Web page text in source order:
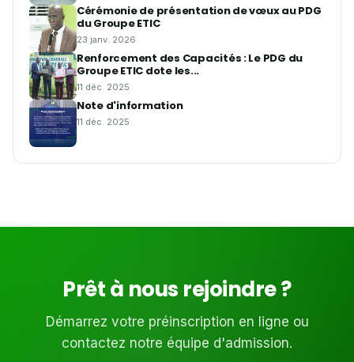
Cérémonie de présentation de vœux au PDG
du Groupe ETIC
23 janv. 2026
Renforcement des Capacités : Le PDG du
Groupe ETIC dote les...
11 déc. 2025
Note d'information
11 déc. 2025
Prêt à nous rejoindre ?
Démarrez votre préinscription en ligne ou
contactez notre équipe d'admission.